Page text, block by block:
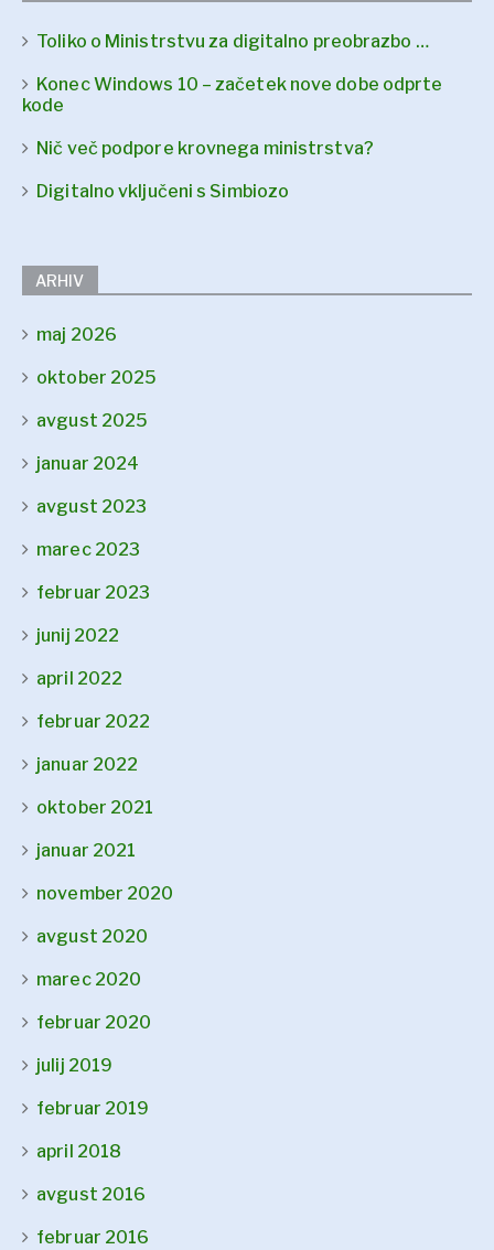
Toliko o Ministrstvu za digitalno preobrazbo …
Konec Windows 10 – začetek nove dobe odprte
kode
Nič več podpore krovnega ministrstva?
Digitalno vključeni s Simbiozo
ARHIV
maj 2026
oktober 2025
avgust 2025
januar 2024
avgust 2023
marec 2023
februar 2023
junij 2022
april 2022
februar 2022
januar 2022
oktober 2021
januar 2021
november 2020
avgust 2020
marec 2020
februar 2020
julij 2019
februar 2019
april 2018
avgust 2016
februar 2016